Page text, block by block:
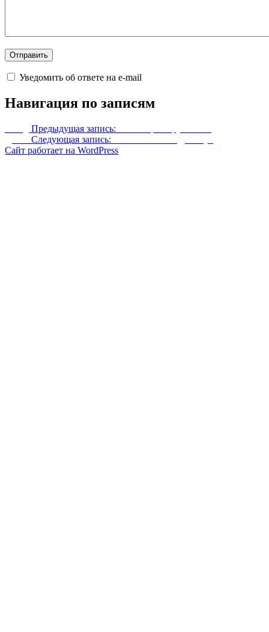
Уведомить об ответе на e-mail
Навигация по записям
Предыдущая запись:
Следующая запись:
Сайт работает на WordPress